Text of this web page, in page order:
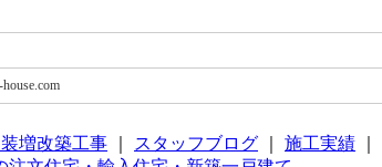
増改築工事 スタッフブログ 施工実績